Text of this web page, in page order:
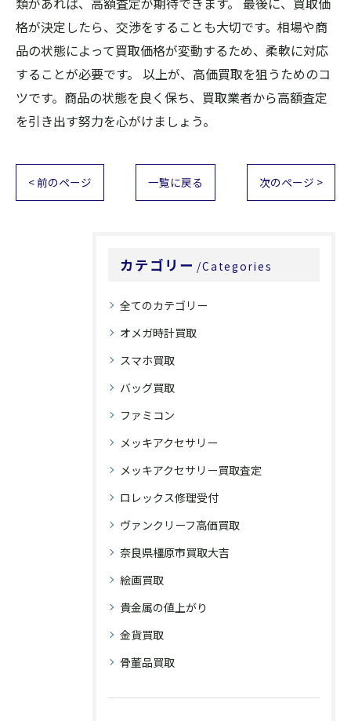
格が決定したら、交渉をすることも大切です。相場や商
品の状態によって買取価格が変動するため、柔軟に対応
することが必要です。 以上が、高価買取を狙うためのコ
ツです。商品の状態を良く保ち、買取業者から高額査定
を引き出す努力を心がけましょう。
< 前のページ 一覧に戻る 次のページ >
カテゴリー Categories
全てのカテゴリー
オメガ時計買取
スマホ買取
バッグ買取
ファミコン
メッキアクセサリー
メッキアクセサリー買取査定
ロレックス修理受付
ヴァンクリーフ高価買取
奈良県橿原市買取大吉
絵画買取
貴金属の値上がり
金貨買取
骨董品買取